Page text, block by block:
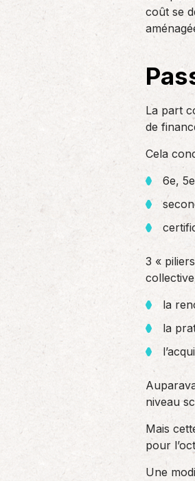
un nouvel associé…
Accompagnement des
En tant qu’employeur, vous
à des obligations et à une
coût se
La part
de
Cela
6e,
3 «
la
la
niveau
Mais
pour
Une